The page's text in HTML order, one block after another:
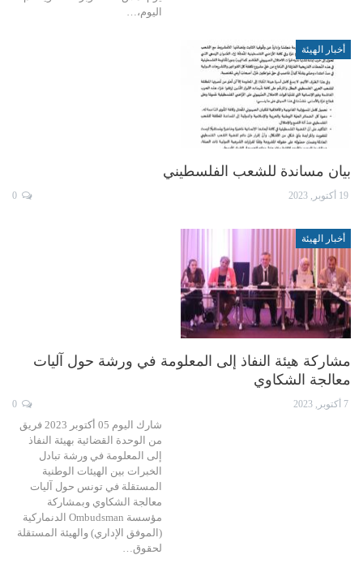
اليوم،…
أخبار الهيئة
بيان مساندة للشعب الفلسطيني
19 أكتوبر, 2023
أخبار الهيئة
مشاركة هيئة النفاذ إلى المعلومة في ورشة حول آليات
معالجة الشكاوي
7 أكتوبر, 2023
شارك اليوم 05 أكتوبر 2023 فريق
من الوحدة القضائية بهيئة النفاذ
إلى المعلومة في ورشة تبادل
الخبرات بين الهيئات الوطنية
المستقلة في تونس حول آليات
معالجة الشكاوي وبمشاركة
مؤسسة Ombudsman الدنماركية
(الموفق الإداري) والهيئة المستقلة
لحقوق…